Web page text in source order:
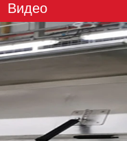
Видео